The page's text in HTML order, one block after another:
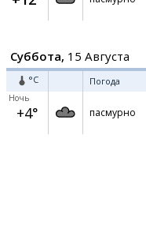
Суббота, 15 Августа
°C Погода
Ночь
+4° пасмурно